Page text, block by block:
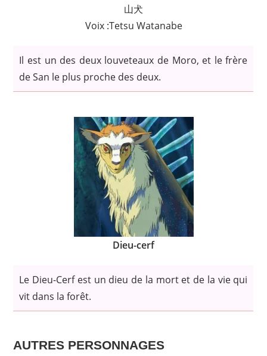
山犬
Voix :Tetsu Watanabe
Il est un des deux louveteaux de Moro, et le frère
de San le plus proche des deux.
Dieu-cerf
Le Dieu-Cerf est un dieu de la mort et de la vie qui
vit dans la forêt.
AUTRES PERSONNAGES